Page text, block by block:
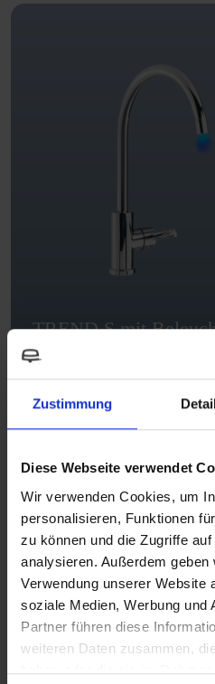
Zustimmung
Diese Webseite verwendet
Wir verwenden Cookies, um
personalisieren, Funktionen
zu können und die Zugriffe
analysieren. Außerdem
Verwendung unserer Website
soziale Medien, Werbung und
Partner führen diese
weiteren Daten zusammen,
haben oder die sie im
TREND S mit
Vergleich
TREND S AD Auslauf